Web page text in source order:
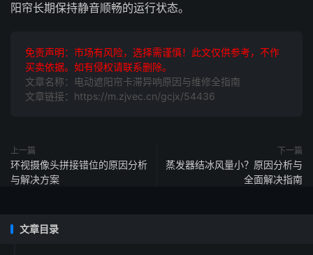
阳帘长期保持静音顺畅的运行状态。
免责声明：市场有风险，选择需谨慎！此文仅供参考，不作
买卖依据。如有侵权请联系删除。
文章名称：电动遮阳帘卡滞异响原因与维修全指南
文章链接：https://m.zjvec.cn/gcjx/54436
上一篇
环视摄像头拼接错位的原因分析
与解决方案
下一篇
蒸发器结冰风量小？原因分析与
全面解决指南
文章目录